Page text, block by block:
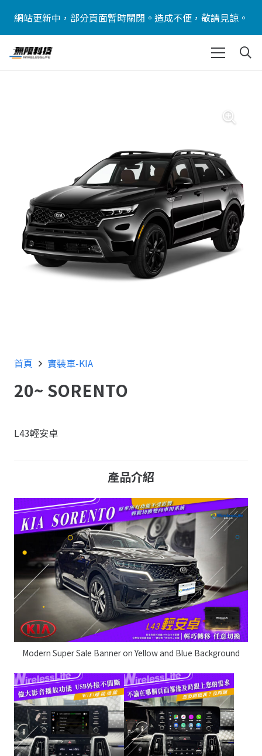
網站更新中，部分頁面暫時關閉。造成不便，敬請見諒。
首頁 實裝車-KIA
20~ SORENTO
L43輕安卓
產品介紹
Modern Super Sale Banner on Yellow and Blue Background